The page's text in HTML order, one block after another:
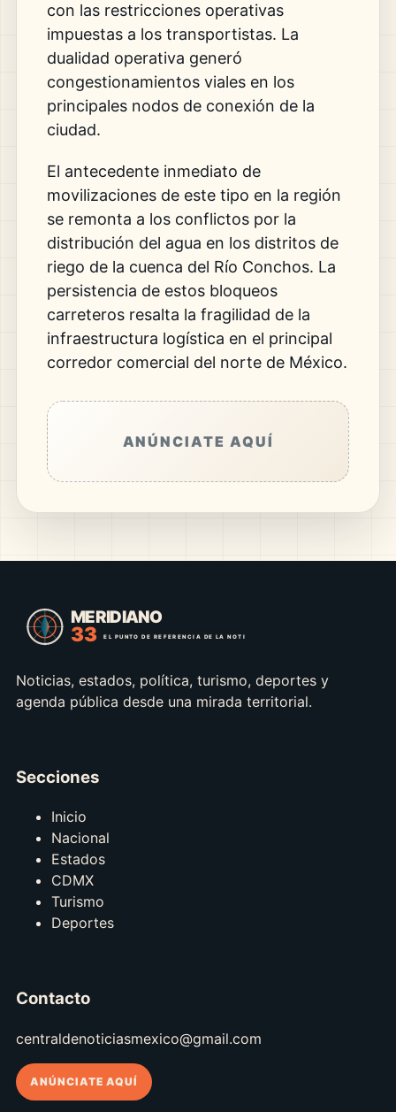
con las restricciones operativas
impuestas a los transportistas. La
dualidad operativa generó
congestionamientos viales en los
principales nodos de conexión de la
ciudad.
El antecedente inmediato de
movilizaciones de este tipo en la región
se remonta a los conflictos por la
distribución del agua en los distritos de
riego de la cuenca del Río Conchos. La
persistencia de estos bloqueos
carreteros resalta la fragilidad de la
infraestructura logística en el principal
corredor comercial del norte de México.
ANÚNCIATE AQUÍ
Noticias, estados, política, turismo, deportes y
agenda pública desde una mirada territorial.
Secciones
Inicio
Nacional
Estados
CDMX
Turismo
Deportes
Contacto
centraldenoticiasmexico@gmail.com
ANÚNCIATE AQUÍ